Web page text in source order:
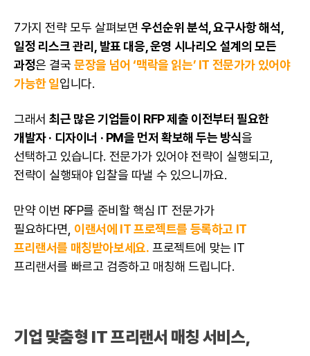
7가지 전략 모두 살펴보면 우선순위 분석, 요구사항 해석,
일정 리스크 관리, 발표 대응, 운영 시나리오 설계의 모든
과정은 결국문장을 넘어 ‘맥락을 읽는’ IT 전문가가 있어야
가능한 일입니다.
그래서최근 많은 기업들이 RFP 제출 이전부터 필요한
개발자 · 디자이너 · PM을 먼저 확보해 두는 방식을
선택하고 있습니다. 전문가가 있어야 전략이 실행되고,
전략이 실행돼야 입찰을 따낼 수 있으니까요.
만약 이번 RFP를 준비할 핵심 IT 전문가가
필요하다면, 이랜서에 IT 프로젝트를 등록하고 IT
프리랜서를 매칭받아보세요. 프로젝트에 맞는 IT
프리랜서를 빠르고 검증하고 매칭해 드립니다.
기업 맞춤형 IT 프리랜서 매칭 서비스,